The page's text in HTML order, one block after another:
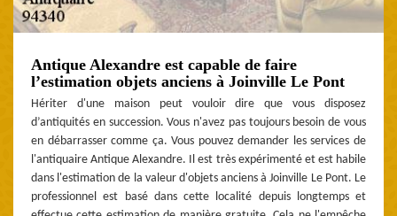
Antique Alexandre est capable de faire
l’estimation objets anciens à Joinville Le Pont
Hériter d'une maison peut vouloir dire que vous disposez
d’antiquités en succession. Vous n'avez pas toujours besoin de vous
en débarrasser comme ça. Vous pouvez demander les services de
l'antiquaire Antique Alexandre. Il est très expérimenté et est habile
dans l'estimation de la valeur d'objets anciens à Joinville Le Pont. Le
professionnel est basé dans cette localité depuis longtemps et